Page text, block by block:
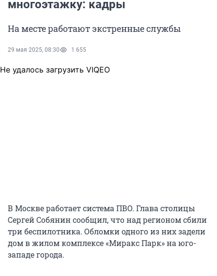
многоэтажку: кадры
На месте работают экстренные службы
29 мая 2025, 08:30 1 655
Не удалось загрузить VIQEO
В Москве работает система ПВО. Глава столицы
Сергей Собянин сообщил, что над регионом сбили
три беспилотника. Обломки одного из них задели
дом в жилом комплексе «Миракс Парк» на юго-
западе города.